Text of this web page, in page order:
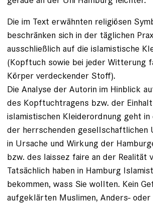
Die im Text erwähnten religiösen
beschränken sich in der täglichen
ausschließlich auf die islamistische
(Kopftuch sowie bei jeder Witterung
Körper verdeckender Stoff).
Die Analyse der Autorin im Hinblick
des Kopftuchtragens bzw. der
islamistischen Kleiderordnung geht
der herrschenden gesellschaftlichen
in Ursache und Wirkung der
bzw. des laissez faire an der Realität
Tatsächlich haben in Hamburg
bekommen, wass Sie wollten. Kein
aufgeklärten Muslimen, Anders-